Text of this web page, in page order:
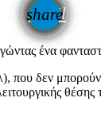
share
email
ένα
δεν μπορούν